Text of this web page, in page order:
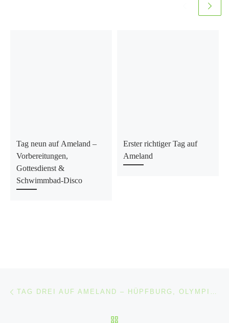
Tag neun auf Ameland –
Vorbereitungen,
Gottesdienst &
Schwimmbad-Disco
Erster richtiger Tag auf
Ameland
Beitragsnavigation TAG DREI AUF AMELAND – HÜPFBURG, OLYMPIADE & PIZZA-SPASS